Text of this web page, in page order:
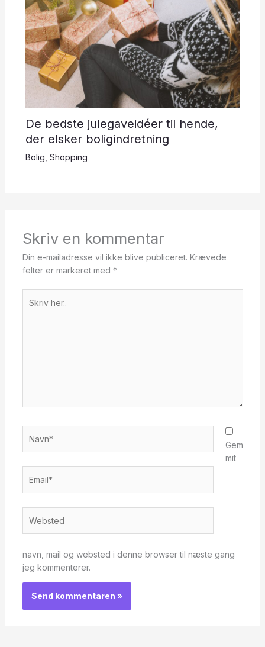
De bedste julegaveidéer til hende,
der elsker boligindretning
Bolig, Shopping
Skriv en kommentar
Din e-mailadresse vil ikke blive publiceret. Krævede
felter er markeret med *
her..
Gem
mit
navn, mail og websted i denne browser til næste gang
jeg kommenterer.